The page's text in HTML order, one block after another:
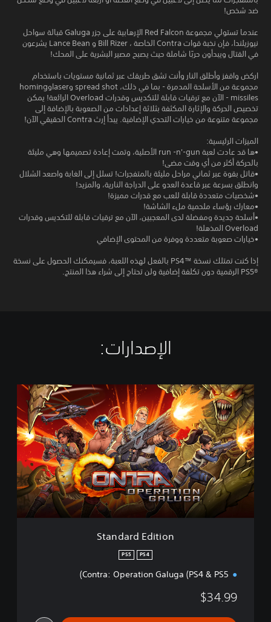
ضد شخص!
عندما تستولي مجموعة Red Falcon الإرهابية على جزر Galuga قبالة سواحل
نيوزيلندا، فإن نخبة قوات Contra الخاصة ، Bill Rizer و Lance Bean يشرعون
في القتال ويبدأون حربًا شاملة حيث يصبح مصير البشرية على المحك!
اركض واقفز وأطلق النار وأنت تشق طريقك عبر ثمانية مستويات باستخدام
مجموعة من الأسلحة المدمرة - بما في ذلك، spread shot وlaserوhoming
missiles - الآن مع ترقيات قابلة للتكديس وقدرات Overload الرائعة! يمكن
تخصيص الحركة والإثارة المكثفة بثلاثة إعدادات من الصعوبة بالإضافة إلى
مجموعة متنوعة من خيارات التحدي الإضافية. يبدأ إرث Contra الحقيقي الآن!
الميزات الرئيسية:
•ها قد عادت لعبة run -n'-gun الأصلية، وتمت إعادة تصميمها وهي مليئة
بالحركة أكثر من أي وقت مضى!
•قاتل بقوة عبر ثماني مراحل مليئة بالمتفجرات! تسلل إلى الغابة واصعد الشلال
وانطلق بسرعة عبر قاعدة العدو على الدراجة النارية، والمزيد!
•شخصيات متعددة قابلة للعب مع قدرات مميزة!
•معارك رؤساء ملحمية ملء الشاشة!
•أسلحة جديدة ومفضلة لدى المعجبين، الآن مع ترقيات قابلة للتكديس وقدرات
Overload المذهلة!
•خيارات صعوبة متعددة ووفرة من المحتوى الإضافي
إذا كنت تمتلك نسخة PS4™‎ بالفعل لهذه اللعبة، فسيمكنك الحصول على نسخة
PS5®‎ الرقمية دون تكلفة إضافية ولن تحتاج إلى شراء هذا المنتج.
الإصدارات:‏
S
t
a
n
d
a
r
d
E
d
t
Standard Edition
PS4
PS5
Contra: Operation Galuga (PS4 & PS5)
$34.99